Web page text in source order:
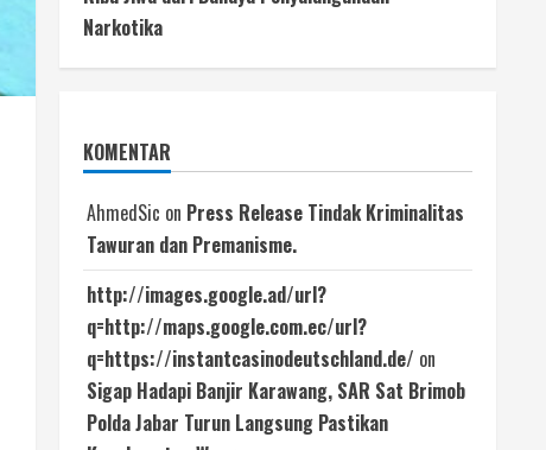
Narkotika
KOMENTAR
AhmedSic on Press Release Tindak Kriminalitas
Tawuran dan Premanisme.
http://images.google.ad/url?
q=http://maps.google.com.ec/url?
q=https://instantcasinodeutschland.de/ on
Sigap Hadapi Banjir Karawang, SAR Sat Brimob
Polda Jabar Turun Langsung Pastikan